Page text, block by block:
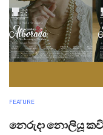
FEATURE
නෙරුදා නොලියූ